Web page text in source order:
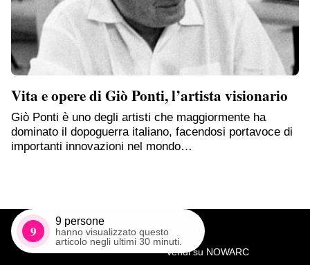
Vita e opere di Giò Ponti, l’artista visionario
Giò Ponti è uno degli artisti che maggiormente ha
dominato il dopoguerra italiano, facendosi portavoce di
importanti innovazioni nel mondo…
9
9 persone
hanno visualizzato questo
articolo negli ultimi 30 minuti.
Vendi su NOWARC